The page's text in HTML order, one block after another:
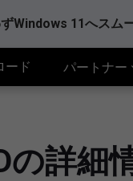
Windows 11へスム
ード パートナー
の詳細